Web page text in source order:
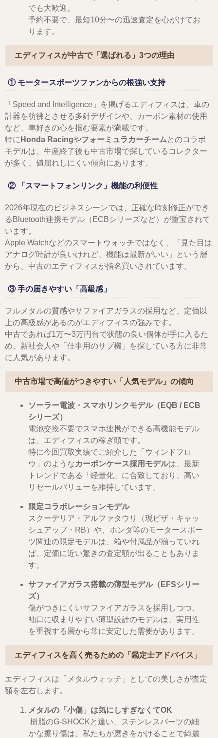
でも大歓迎。
予約不要で、最短10分〜の迅速査定を心がけてお
ります。
エディフィスが中古で「選ばれる」3つの理由
① モータースポーツファンからの根強い支持
「Speed and Intelligence」を掲げるエディフィスは、車の
計器を彷彿とさせる多針デザインや、カーボン素材の使用
など、車好きの心を掴む要素が満載です。
特に Honda Racingやフォーミュラカーチーム とのコラボ
モデルは、生産終了後も中古市場で探しているコレクター
が多く、値崩れしにくい傾向にあります。
② 「スマートフォンリンク」機能の利便性
2026年現在のビジネスシーンでは、正確な時刻修正ができ
るBluetooth連携モデル（ECBシリーズなど）が重宝されて
います。
Apple Watchなどのスマートウォッチではなく、「見た目は
アナログ時計が良いけれど、機能は最新がいい」という層
から、中古のエディフィスが指名買いされています。
③ 手の届きやすい「高級感」
フルメタルの質感やサファイアガラスの採用など、定価以
上の高級感があるのがエディフィスの強みです。
中古であれば1万〜3万円台で状態の良い個体が手に入るた
め、新社会人や「仕事用のサブ機」を探している方に非常
に人気があります。
中古市場で高値がつきやすい「人気モデル」の傾向
ソーラー電波・スマホリンクモデル（EQB / ECB
シリーズ）
電池交換不要でスマホ連携ができる高機能モデル
は、エディフィスの稼ぎ頭です。
特に今回買取実績でご紹介した「ウィンドフロ
ウ」のようなカーボンケース採用モデルは、最新
トレンドである「軽量化」に合致しており、高い
リセールバリューを維持しています。
限定コラボレーションモデル
スクーデリア・アルファタウリ（現ビザ・キャッ
シュアップ・RB）や、ホンダ等のモータースポー
ツ関連の限定モデルは、箱や付属品が揃っていれ
ば、定価に近い驚きの査定額が出ることもありま
す。
サファイアガラス搭載の薄型モデル（EFSシリー
ズ）
傷がつきにくいサファイアガラスを採用しつつ、
袖口に収まりやすい薄型設計のモデルは、実用性
を重視する層から常に安定した需要があります。
エディフィスを高く売るための「鑑定士アドバイス」
エディフィスは「メタルウォッチ」としての美しさが査定
額を左右します。
メタルの「小傷」は気にしすぎなくてOK
樹脂のG-SHOCKと違い、ステンレスパーツの細
かな擦り傷は、私たちが磨きをかけることで綺麗